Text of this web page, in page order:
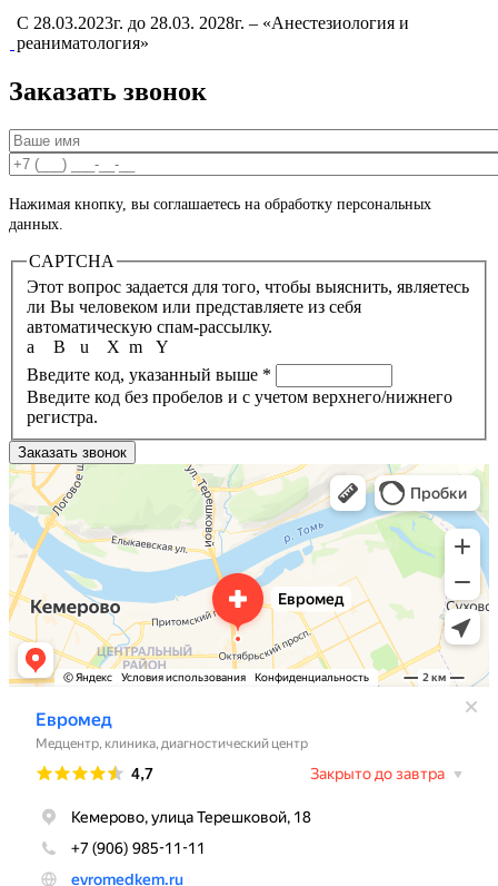
С 28.03.2023г. до 28.03. 2028г. – «Анестезиология и
реаниматология»
Заказать звонок
Ваше имя
Ваш номер телефона
Нажимая кнопку, вы соглашаетесь на обработку персональных
данных.
CAPTCHA
Этот вопрос задается для того, чтобы выяснить, являетесь
ли Вы человеком или представляете из себя
автоматическую спам-рассылку.
X m Y
u
B
a
Введите код, указанный выше *
Введите код без пробелов и с учетом верхнего/нижнего
регистра.